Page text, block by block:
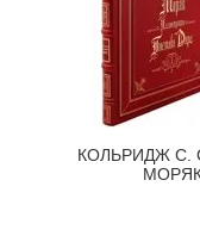
КОЛЬРИДЖ С.